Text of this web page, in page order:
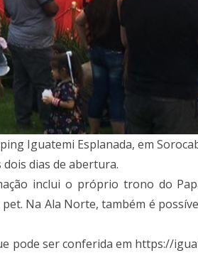
Iguatemi Esplanada, em
dias de abertura.
inclui o próprio trono do
Na Ala Norte, também é
pode ser conferida em https://